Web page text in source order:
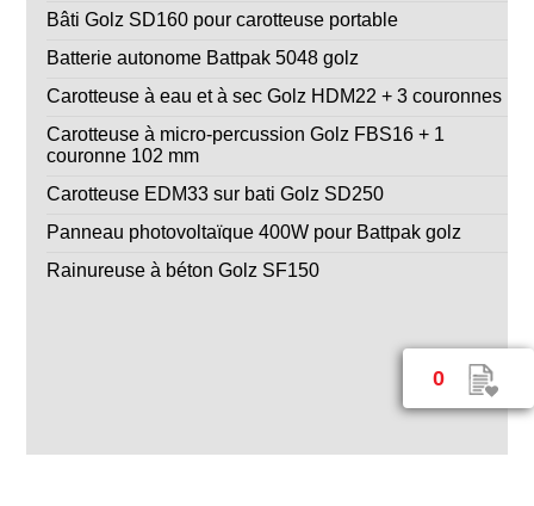
0
Bâti Golz SD160 pour carotteuse portable
Batterie autonome Battpak 5048 golz
Carotteuse à eau et à sec Golz HDM22 + 3 couronnes
Carotteuse à micro-percussion Golz FBS16 + 1
couronne 102 mm
Carotteuse EDM33 sur bati Golz SD250
Panneau photovoltaïque 400W pour Battpak golz
Rainureuse à béton Golz SF150